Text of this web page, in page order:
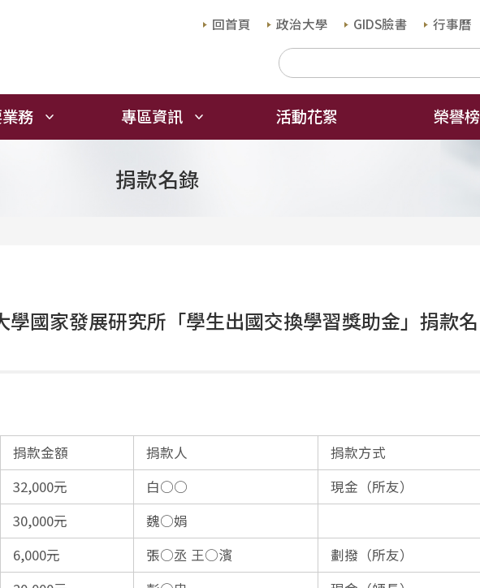
回首頁 政治大學 GIDS臉書 行事曆
務 專區資訊 活動花絮 榮譽榜
捐款名錄
學國家發展研究所「學生出國交換學習獎助金」捐款名
捐款金額 捐款人 捐款方式
32,000元 白○○ 現金（所友）
30,000元 魏○娟
6,000元 張○丞 王○濱 劃撥（所友）